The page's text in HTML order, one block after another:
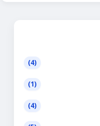
(4)
(1)
(4)